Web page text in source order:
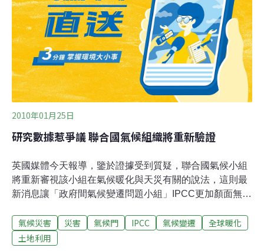
後竟發現，報告中引述的研究，一篇是「登山」雜誌於
2002年刊登登山家鮑恩所撰寫的文章，文內主要引述登山
家傳聞指出，全球各地冰川與冰層自1970年以來即不斷退
縮、消失中。ＩＰＣＣ報告品質引質疑鮑恩曾經發表過兩
本有關氣候變遷的著作，
2010年01月25日
研究數據惹爭議 聯合國氣候組織將重新驗證
英國媒體今天報導，鑒於證據受到質疑，聯合國氣候小組
將重新審視該小組在氣候暖化與天災有關的說法，這則最
新消息讓「政府間氣候變遷問題小組」IPCC更加顏面無
一則有關喜瑪拉雅冰河即將融化的預測有誤。IPCC在
2007年的「第四次評估報告」（Fourth Assessment
氣候災害 災害 氣候門 IPCC 氣候變遷
全球暖化
土地利用